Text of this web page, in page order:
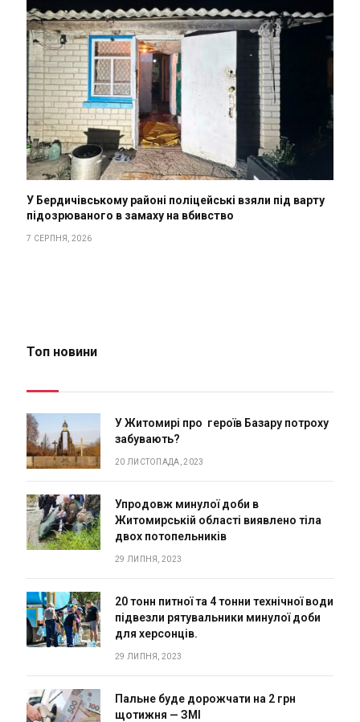
У Бердичівському районі поліцейські взяли під варту
підозрюваного в замаху на вбивство
7 СЕРПНЯ, 2026
Топ новини
У Житомирі про героїв Базару потроху
забувають?
20 ЛИСТОПАДА, 2023
Упродовж минулої доби в
Житомирській області виявлено тіла
двох потопельників
29 ЛИПНЯ, 2023
20 тонн питної та 4 тонни технічної води
підвезли рятувальники минулої доби
для херсонців.
29 ЛИПНЯ, 2023
Пальне буде дорожчати на 2 грн
щотижня — ЗМІ